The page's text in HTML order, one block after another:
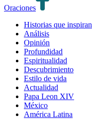
Oraciones
Historias que inspiran
Análisis
Opinión
Profundidad
Espiritualidad
Descubrimiento
Estilo de vida
Actualidad
Papa Leon XIV
México
América Latina